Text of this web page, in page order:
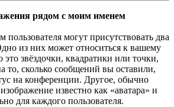
рядом с моим именем
пользователя могут присутствовать два
из них может относиться к вашему
звёздочки, квадратики или точки,
то, сколько сообщений вы оставили,
на конференции. Другое, обычно
известно как «аватара» и
для каждого пользователя.